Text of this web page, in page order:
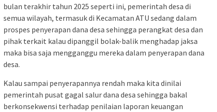
bulan terakhir tahun 2025 seperti ini, pemerintah desa di
semua wilayah, termasuk di Kecamatan ATU sedang dalam
prospes penyerapan dana desa sehingga perangkat desa dan
pihak terkait kalau dipanggil bolak-balik menghadap jaksa
maka bisa saja mengganggu mereka dalam penyerapan dana
desa.
Kalau sampai penyerapannya rendah maka kita dinilai
pemerintah pusat gagal salur dana desa sehingga bakal
berkonsekwensi terhadap penilaian laporan keuangan